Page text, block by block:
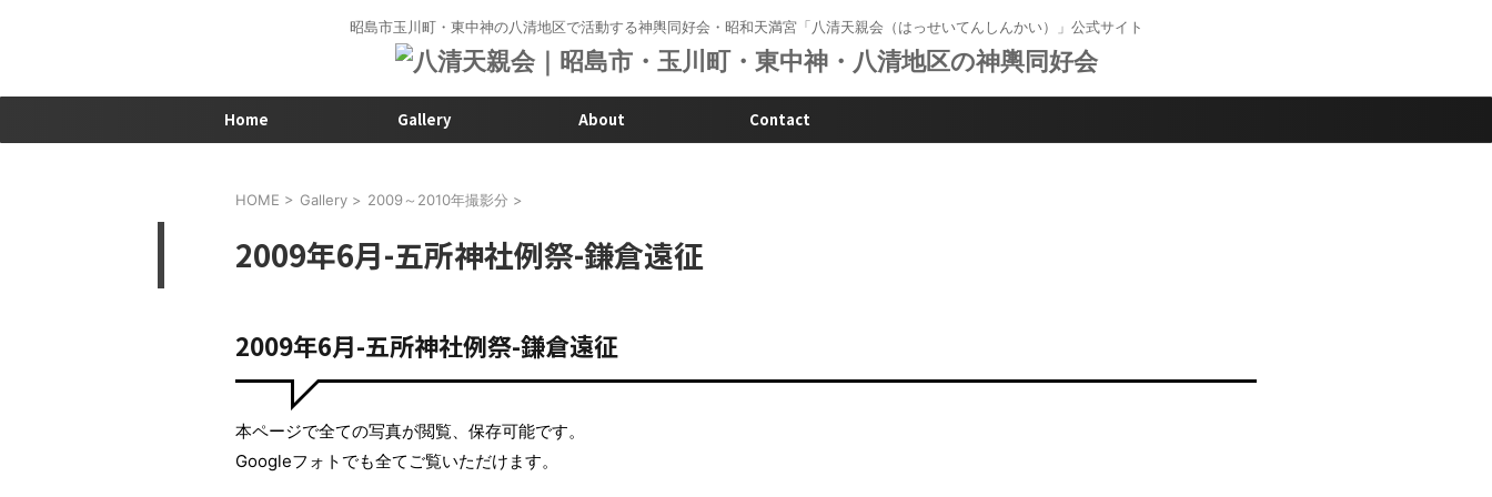
昭島市玉川町・東中神の八清地区で活動する神輿同好会・昭和天満宮「八清天親会（はっせいてんしんかい）」公式サイト
Home Gallery About Contact
HOME > Gallery > 2009～2010年撮影分 >
2009年6月-五所神社例祭-鎌倉遠征
2009年6月-五所神社例祭-鎌倉遠征
本ページで全ての写真が閲覧、保存可能です。
Googleフォトでも全てご覧いただけます。